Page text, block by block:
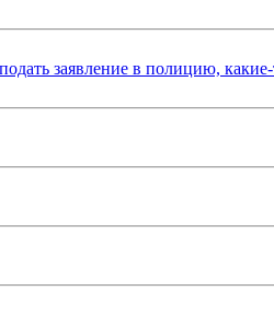
заявление в полицию, какие-